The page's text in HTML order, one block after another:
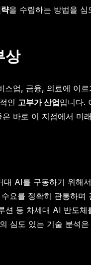
을 수립하는 방법을
상
업, 금융, 의료에 이
인 고부가 산업입니다.
바로 이 지점에서 미
AI를 구동하기 위
요를 정확히 관통하
등 차세대 AI 반도체
의 심도 있는 기술 분석